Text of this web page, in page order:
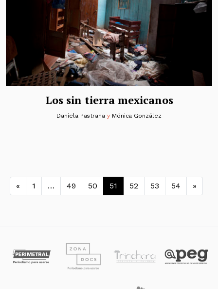
Los sin tierra mexicanos
Daniela Pastrana y Mónica González
Navegación de entradas
« 1 … 49 50 51 52 53 54 »